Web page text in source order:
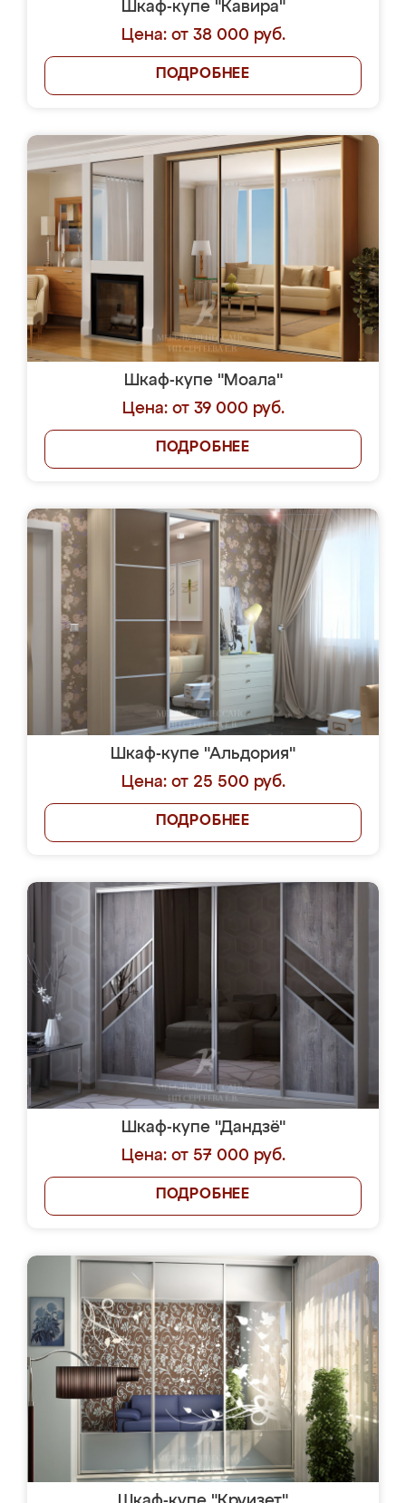
Шкаф-купе "Кавира"
Цена: от 38 000 руб.
ПОДРОБНЕЕ
Шкаф-купе "Моала"
Цена: от 39 000 руб.
ПОДРОБНЕЕ
Шкаф-купе "Альдория"
Цена: от 25 500 руб.
ПОДРОБНЕЕ
Шкаф-купе "Дандзё"
Цена: от 57 000 руб.
ПОДРОБНЕЕ